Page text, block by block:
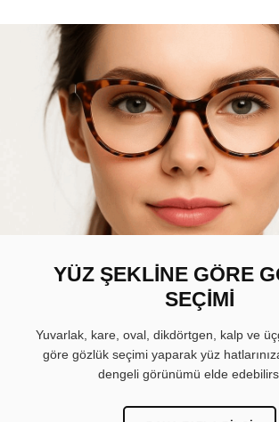
YÜZ ŞEKLİNE GÖRE
SEÇİMİ
Yuvarlak, kare, oval, dikdörtgen, kalp ve
göre gözlük seçimi yaparak yüz
dengeli görünümü elde